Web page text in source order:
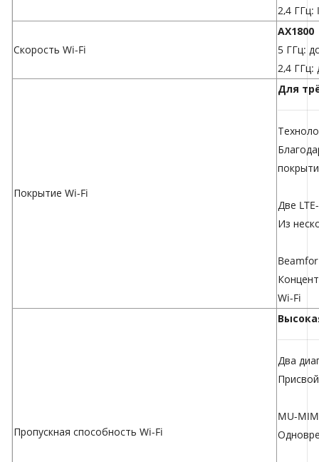
2,4 ГГц:
Скорость Wi-Fi
AX1800
5 ГГц:
2,4 ГГц:
Покрытие Wi-Fi
Для
Две
Из
Wi-Fi
Пропускная способность Wi-Fi
Два
MU-